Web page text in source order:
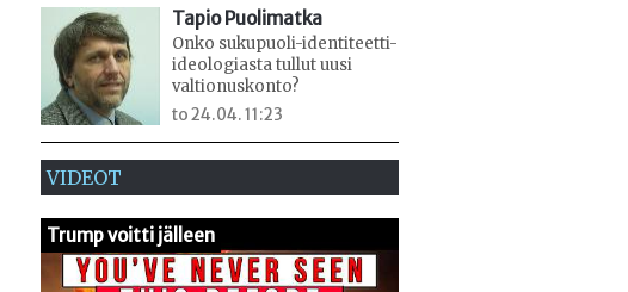
Tapio Puolimatka
Onko sukupuoli-identiteetti-
ideologiasta tullut uusi
valtionuskonto?
to 24.04. 11:23
VIDEOT
Trump voitti jälleen